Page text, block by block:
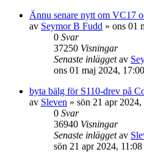
Ännu senare nytt om VC17
av Seymor B Fudd » ons 01
0 Svar
37250 Visningar
Senaste inläggetav
ons 01 maj 2024, 17:00
byta bälg för S110-drev på
av Sleven » sön 21 apr
0 Svar
36940 Visningar
Senaste inläggetav
sön 21 apr 2024, 11:08